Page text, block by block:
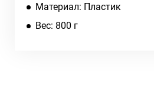
Материал: Пластик
Вес: 800 г